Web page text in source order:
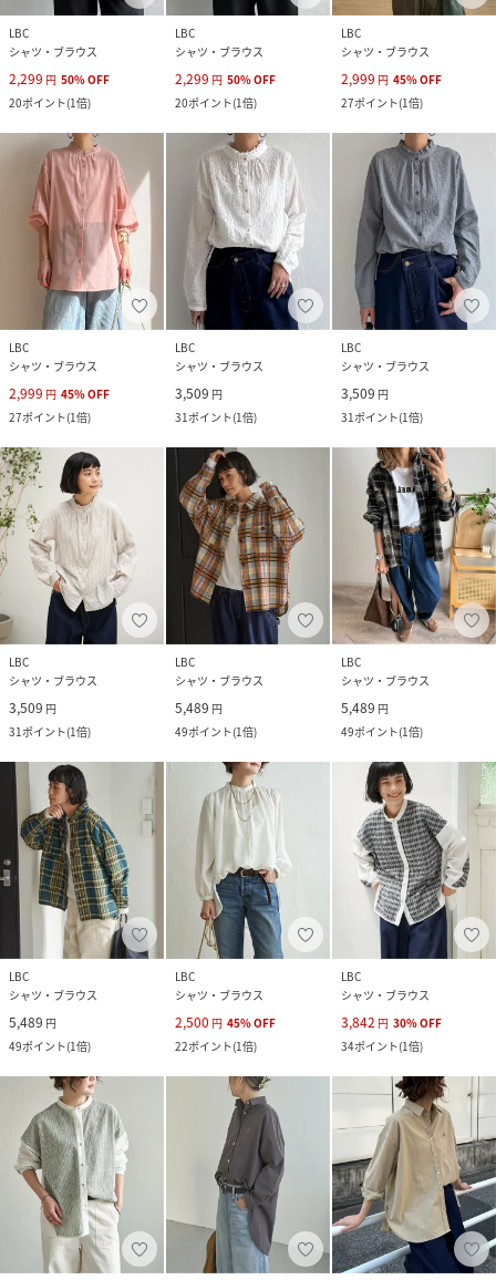
LBC
シャツ・ブラウス
2,299 円 50%OFF
20ポイント(1倍)
LBC
シャツ・ブラウス
2,299 円 50%OFF
20ポイント(1倍)
LBC
シャツ・ブラウス
2,999 円 45%OFF
27ポイント(1倍)
LBC
シャツ・ブラウス
2,999 円 45%OFF
27ポイント(1倍)
LBC
シャツ・ブラウス
3,509 円
31ポイント(1倍)
LBC
シャツ・ブラウス
3,509 円
31ポイント(1倍)
LBC
シャツ・ブラウス
3,509 円
31ポイント(1倍)
LBC
シャツ・ブラウス
5,489 円
49ポイント(1倍)
LBC
シャツ・ブラウス
5,489 円
49ポイント(1倍)
LBC
シャツ・ブラウス
5,489 円
49ポイント(1倍)
LBC
シャツ・ブラウス
2,500 円 45%OFF
22ポイント(1倍)
LBC
シャツ・ブラウス
3,842 円 30%OFF
34ポイント(1倍)